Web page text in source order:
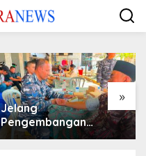
»
Jelang
Pengembangan
Lapangan Hidayah,